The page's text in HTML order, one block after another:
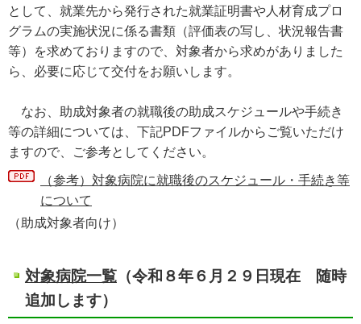
として、就業先から発行された就業証明書や人材育成プロ
グラムの実施状況に係る書類（評価表の写し、状況報告書
等）を求めておりますので、対象者から求めがありました
ら、必要に応じて交付をお願いします。
なお、助成対象者の就職後の助成スケジュールや手続き
等の詳細については、下記PDFファイルからご覧いただけ
ますので、ご参考としてください。
（参考）対象病院に就職後のスケジュール・手続き等
について
（助成対象者向け）
対象病院一覧 （令和８年６月２９日現在 随時
追加します）